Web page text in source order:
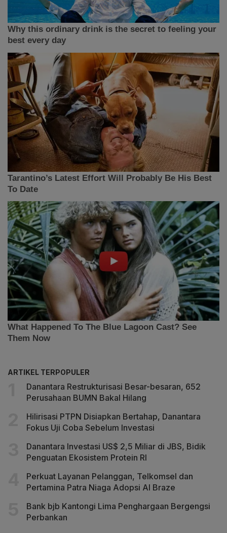
ARTIKEL TERPOPULER
Danantara Restrukturisasi Besar-besaran, 652
Perusahaan BUMN Bakal Hilang
Hilirisasi PTPN Disiapkan Bertahap, Danantara
Fokus Uji Coba Sebelum Investasi
Danantara Investasi US$ 2,5 Miliar di JBS, Bidik
Penguatan Ekosistem Protein RI
Perkuat Layanan Pelanggan, Telkomsel dan
Pertamina Patra Niaga Adopsi AI Braze
Bank bjb Kantongi Lima Penghargaan Bergengsi
Perbankan